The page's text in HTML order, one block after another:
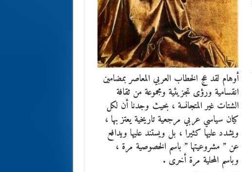
أوهام لقد عج الخطاب العربي المعاصر بمضامين
انقسامية ورؤى تجزيئية ومجموعة من ثقافة
الشتات غير المتجانسة ، بحيث وجدنا أن لكل
كيان سياسي عربي مرجعية تاريخية يعتز بها ،
ويشدد عليها كثيرا ، بل ويستند عليها ويدافع
عن ” مشروعيتها ” باسم الخصوصية مرة ،
وباسم المحلية مرة أخرى .